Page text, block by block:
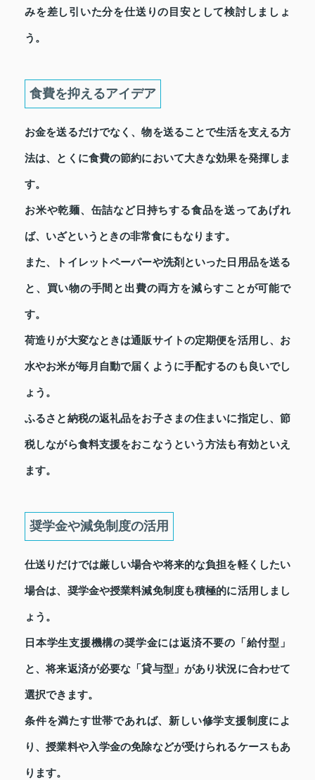
みを差し引いた分を仕送りの目安として検討しましょ
う。
食費を抑えるアイデア
お金を送るだけでなく、物を送ることで生活を支える方
法は、とくに食費の節約において大きな効果を発揮しま
す。
お米や乾麺、缶詰など日持ちする食品を送ってあげれ
ば、いざというときの非常食にもなります。
また、トイレットペーパーや洗剤といった日用品を送る
と、買い物の手間と出費の両方を減らすことが可能で
す。
荷造りが大変なときは通販サイトの定期便を活用し、お
水やお米が毎月自動で届くように手配するのも良いでし
ょう。
ふるさと納税の返礼品をお子さまの住まいに指定し、節
税しながら食料支援をおこなうという方法も有効といえ
ます。
奨学金や減免制度の活用
仕送りだけでは厳しい場合や将来的な負担を軽くしたい
場合は、奨学金や授業料減免制度も積極的に活用しまし
ょう。
日本学生支援機構の奨学金には返済不要の「給付型」
と、将来返済が必要な「貸与型」があり状況に合わせて
選択できます。
条件を満たす世帯であれば、新しい修学支援制度によ
り、授業料や入学金の免除などが受けられるケースもあ
ります。